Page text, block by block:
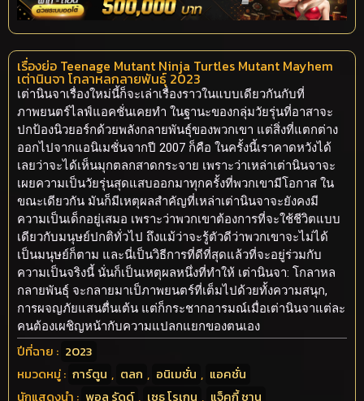
เรื่องย่อ Teenage Mutant Ninja Turtles Mutant Mayhem
เต่านินจา โกลาหลกลายพันธุ์ 2023
เต่านินจาเรื่องใหม่นี้ก็จะเล่าเรื่องราวในแบบเดียวกันกับที่
ภาพยนตร์ไลฟ์แอคชั่นเคยทำ ในฐานะของกลุ่มวัยรุ่นที่อาสาจะ
ปกป้องนิวยอร์กด้วยพลังกลายพันธุ์ของพวกเขา แต่สิ่งที่แตกต่าง
ออกไปจากแอนิเมชั่นจากปี 2007 ก็คือ ในครั้งนี้เราคาดหวังได้
เลยว่าจะได้เห็นมุกตลกสาดกระจาย เพราะว่าเหล่าเต่านินจาจะ
เผยความเป็นวัยรุ่นสุดแสบออกมาทุกครั้งที่พวกเขามีโอกาส ใน
ขณะเดียวกัน มันก็มีเหตุผลสำคัญที่เหล่าเต่านินจาจะยังคงมี
ความเป็นเด็กอยู่เสมอ เพราะว่าพวกเขาต้องการที่จะใช้ชีวิตแบบ
เดียวกับมนุษย์ปกติทั่วไป ถึงแม้ว่าจะรู้ตัวดีว่าพวกเขาจะไม่ได้
เป็นมนุษย์ก็ตาม และนี่เป็นวิธีการที่ดีที่สุดแล้วที่จะอยู่ร่วมกับ
ความเป็นจริงนี้ นั่นก็เป็นเหตุผลหนึ่งที่ทำให้ เต่านินจา: โกลาหล
กลายพันธุ์ จะกลายมาเป็ภาพยนตร์ที่เต็มไปด้วยทั้งความสนุก,
การผจญภัยแสนตื่นเต้น แต่ก็กระชากอารมณ์เมื่อเต่านินจาแต่ละ
คนต้องเผชิญหน้ากับความแปลกแยกของตนเอง
ปีที่ฉาย : 2023
หมวดหมู่ : การ์ตูน , ตลก , อนิเมชั่น , แอคชั่น
นักแสดงนำ : พอล รัดด์ , เซธ โรเกน , แจ็คกี้ ชาน